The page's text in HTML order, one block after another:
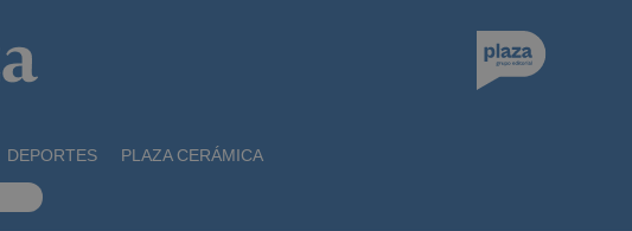
DEPORTES PLAZA CERÁMICA